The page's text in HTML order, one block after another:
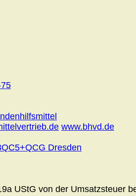
www.bhvd.de
Dresden
UStG von der Umsatzsteuer